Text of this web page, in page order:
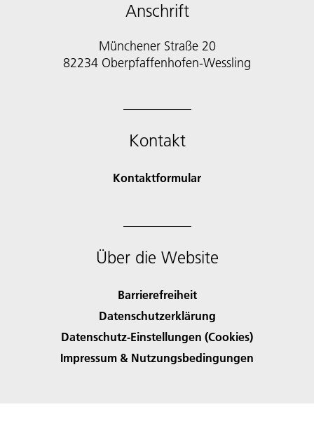
Anschrift
Münchener Straße 20
82234 Oberpfaffenhofen-Wessling
Kontakt
Kontaktformular
Über die Website
Barrierefreiheit
Datenschutzerklärung
Datenschutz-Einstellungen (Cookies)
Impressum & Nutzungsbedingungen